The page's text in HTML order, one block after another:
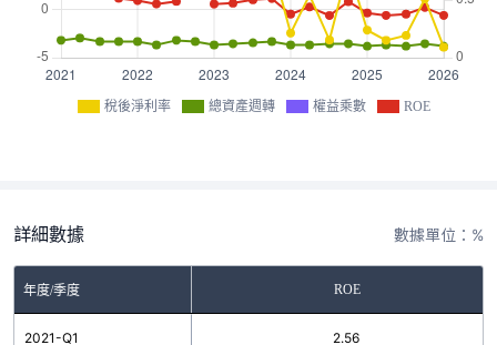
稅後淨利率 總資產週轉 權益乘數 ROE
詳細數據 數據單位：%
年度/季度 ROE
2021-Q1 2.56